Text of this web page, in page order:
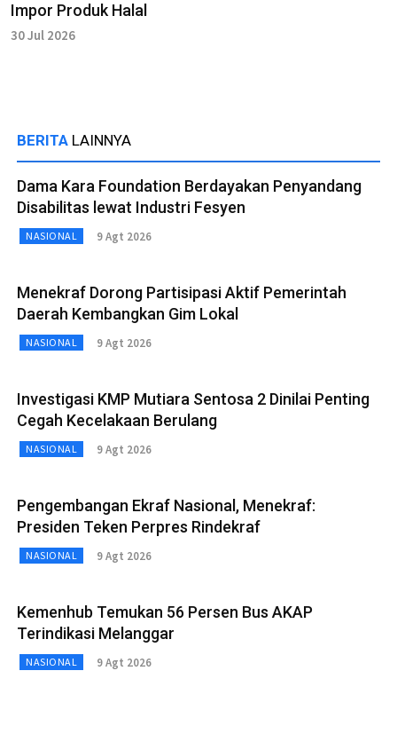
Impor Produk Halal
30 Jul 2026
BERITA LAINNYA
Dama Kara Foundation Berdayakan Penyandang
Disabilitas lewat Industri Fesyen
NASIONAL 9 Agt 2026
Menekraf Dorong Partisipasi Aktif Pemerintah
Daerah Kembangkan Gim Lokal
NASIONAL 9 Agt 2026
Investigasi KMP Mutiara Sentosa 2 Dinilai Penting
Cegah Kecelakaan Berulang
NASIONAL 9 Agt 2026
Pengembangan Ekraf Nasional, Menekraf:
Presiden Teken Perpres Rindekraf
NASIONAL 9 Agt 2026
Kemenhub Temukan 56 Persen Bus AKAP
Terindikasi Melanggar
NASIONAL 9 Agt 2026